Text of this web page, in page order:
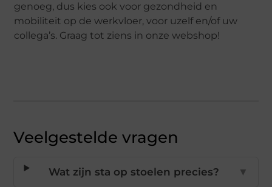
genoeg, dus kies ook voor gezondheid en
mobiliteit op de werkvloer, voor uzelf en/of uw
collega’s. Graag tot ziens in onze webshop!
Veelgestelde vragen
Wat zijn sta op stoelen precies? ▼